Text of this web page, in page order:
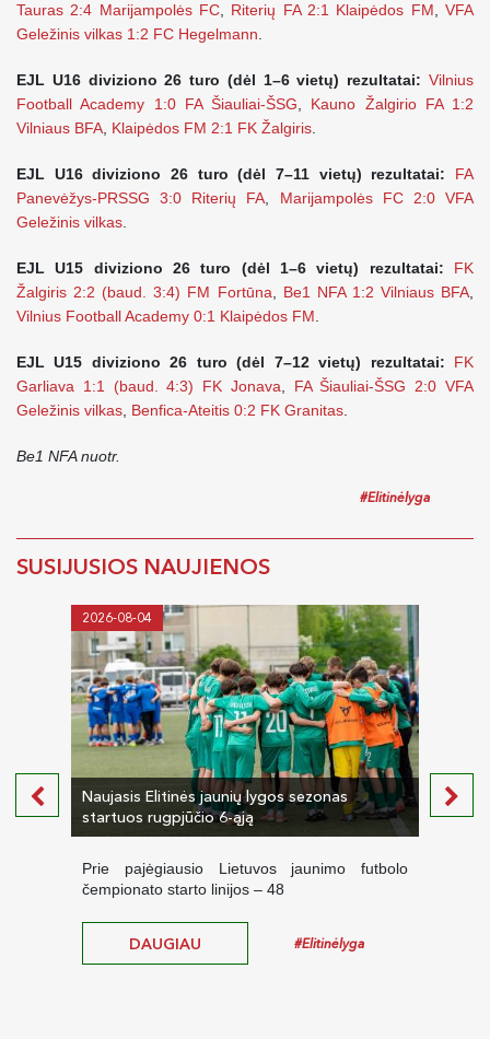
Tauras 2:4 Marijampolės FC, Riterių FA 2:1 Klaipėdos FM,VFA
Geležinis vilkas 1:2 FC Hegelmann.
EJL U16 diviziono 26 turo (dėl 1–6 vietų) rezultatai: Vilnius
Football Academy 1:0 FA Šiauliai-ŠSG, Kauno Žalgirio FA 1:2
Vilniaus BFA, Klaipėdos FM 2:1 FK Žalgiris.
EJL U16 diviziono 26 turo (dėl 7–11 vietų) rezultatai: FA
Panevėžys-PRSSG 3:0 Riterių FA, Marijampolės FC 2:0 VFA
Geležinis vilkas.
EJL U15 diviziono 26 turo (dėl 1–6 vietų) rezultatai:
FK
Žalgiris 2:2 (baud. 3:4) FM Fortūna, Be1 NFA 1:2 Vilniaus BFA,
Vilnius Football Academy 0:1 Klaipėdos FM.
EJL U15 diviziono 26 turo (dėl 7–12 vietų) rezultatai: FK
Garliava 1:1 (baud. 4:3) FK Jonava, FA Šiauliai-ŠSG 2:0 VFA
Geležinis vilkas, Benfica-Ateitis 0:2 FK Granitas.
Be1 NFA nuotr.
#Elitinėlyga
SUSIJUSIOS NAUJIENOS
2026-08-04
Naujasis Elitinės jaunių lygos sezonas
startuos rugpjūčio 6-ąją
Prie pajėgiausio Lietuvos jaunimo futbolo
čempionato starto linijos – 48
DAUGIAU #Elitinėlyga